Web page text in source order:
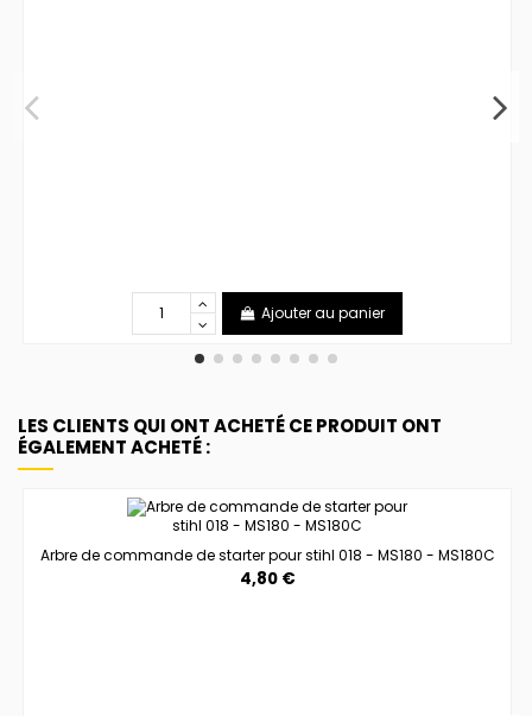
Ajouter au panier
LES CLIENTS QUI ONT ACHETÉ CE PRODUIT ONT
ÉGALEMENT ACHETÉ :
Arbre de commande de starter pour stihl 018 - MS180 - MS180C
4,80 €